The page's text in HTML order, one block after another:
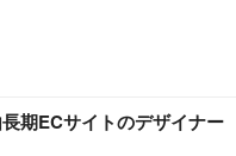
期ECサイトのデザイナー